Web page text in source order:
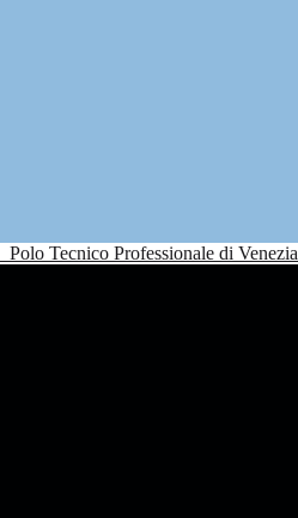
Polo Tecnico Professionale di Venezia